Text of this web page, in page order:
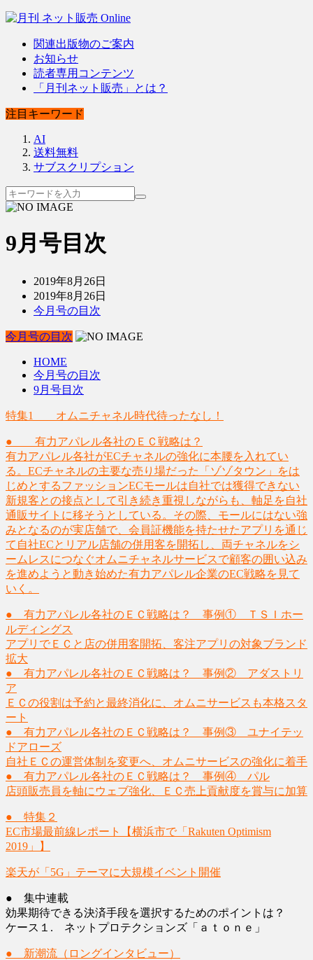
関連出版物のご案内
お知らせ
読者専用コンテンツ
「月刊ネット販売」とは？
注目キーワード
AI
送料無料
サブスクリプション
9月号目次
2019年8月26日
2019年8月26日
今月号の目次
今月号の目次
HOME
今月号の目次
9月号目次
特集1 オムニチャネル時代待ったなし！
● 有力アパレル各社のＥＣ戦略は？
有力アパレル各社がECチャネルの強化に本腰を入れてい
る。ECチャネルの主要な売り場だった「ゾゾタウン」をは
じめとするファッションECモールは自社では獲得できない
新規客との接点として引き続き重視しながらも、軸足を自社
通販サイトに移そうとしている。その際、モールにはない強
みとなるのが実店舗で、会員証機能を持たせたアプリを通じ
て自社ECとリアル店舗の併用客を開拓し、両チャネルをシ
ームレスにつなぐオムニチャネルサービスで顧客の囲い込み
を進めようと動き始めた有力アパレル企業のEC戦略を見て
いく。
● 有力アパレル各社のＥＣ戦略は？ 事例① ＴＳＩホー
ルディングス
アプリでＥＣと店の併用客開拓、客注アプリの対象ブランド
拡大
● 有力アパレル各社のＥＣ戦略は？ 事例② アダストリ
ア
ＥＣの役割は予約と最終消化に、オムニサービスも本格スタ
ート
● 有力アパレル各社のＥＣ戦略は？ 事例③ ユナイテッ
ドアローズ
自社ＥＣの運営体制を変更へ、オムニサービスの強化に着手
● 有力アパレル各社のＥＣ戦略は？ 事例④ パル
店頭販売員を軸にウェブ強化、ＥＣ売上貢献度を賞与に加算
● 特集２
EC市場最前線レポート【横浜市で「Rakuten Optimism
2019」】
楽天が「5G」テーマに大規模イベント開催
● 集中連載
効果期待できる決済手段を選択するためのポイントは？
ケース１. ネットプロテクションズ「ａｔｏｎｅ」
● 新潮流（ロングインタビュー）